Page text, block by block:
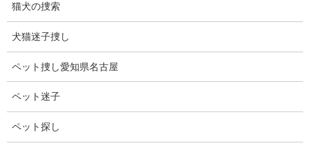
の一言です。
妹の詩選手の分まで頑張ったと思います。
猫犬の捜索
犬猫迷子捜し
ペット捜し愛知県名古屋
ペット迷子
ペット探し